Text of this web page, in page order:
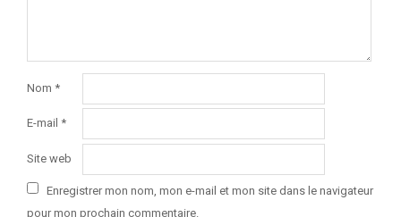
Nom *
E-mail *
Site web
Enregistrer mon nom, mon e-mail et mon site dans le navigateur
pour mon prochain commentaire.